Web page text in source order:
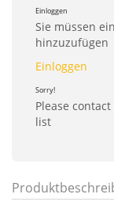
Einloggen
Sie müssen
hinzuzufügen
Einloggen
Sorry!
Please
list